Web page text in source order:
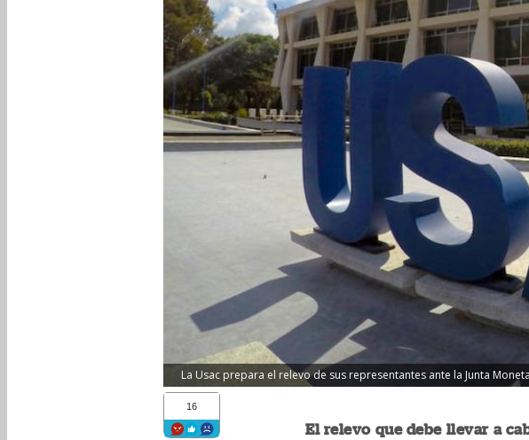
La Usac prepara el relevo de sus representantes ante la Junta
16
El relevo que debe llevar a